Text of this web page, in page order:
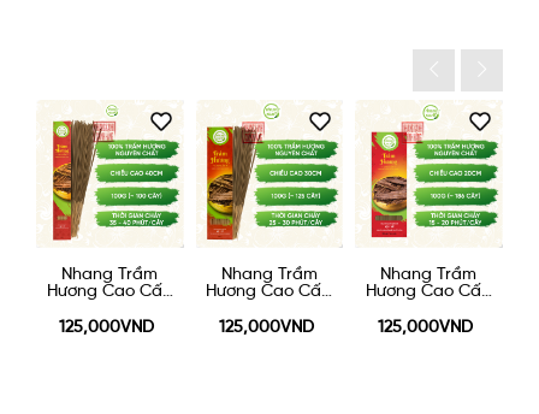
Nhang Trầm
Hương Cao Cấp
125,000VND
Nhang Trầm
Hương Cao Cấp
125,000VND
Nhang Trầm
Hương Cao Cấp
125,000VND